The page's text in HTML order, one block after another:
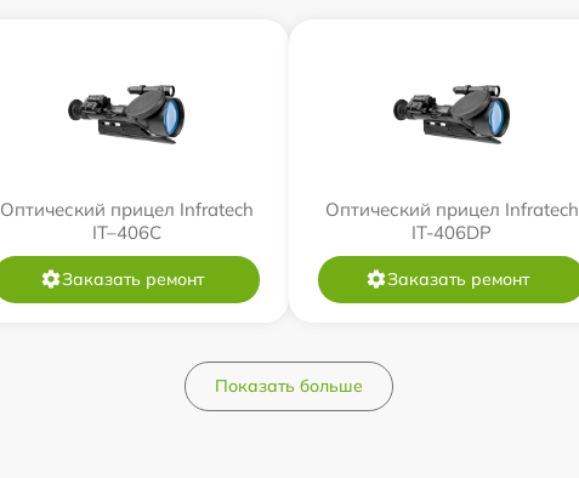
Оптический прицел Infratech
IT–406С
Заказать ремонт
Оптический прицел Infratech
IT-406DP
Заказать ремонт
Показать больше